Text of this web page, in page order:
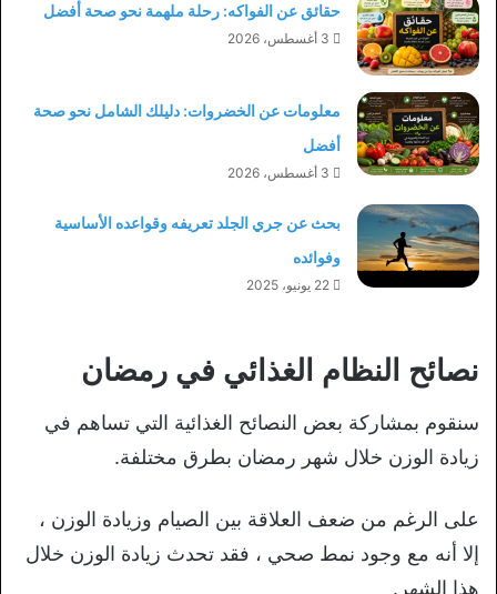
حقائق عن الفواكه: رحلة ملهمة نحو صحة أفضل
3 أغسطس، 2026
معلومات عن الخضروات: دليلك الشامل نحو صحة
أفضل
3 أغسطس، 2026
بحث عن جري الجلد تعريفه وقواعده الأساسية
وفوائده
22 يونيو، 2025
نصائح النظام الغذائي في رمضان
سنقوم بمشاركة بعض النصائح الغذائية التي تساهم في
زيادة الوزن خلال شهر رمضان بطرق مختلفة.
على الرغم من ضعف العلاقة بين الصيام وزيادة الوزن ،
إلا أنه مع وجود نمط صحي ، فقد تحدث زيادة الوزن خلال
هذا الشهر.